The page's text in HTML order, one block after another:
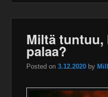
Miltä tuntuu,
palaa?
Posted on3.12.2020 by